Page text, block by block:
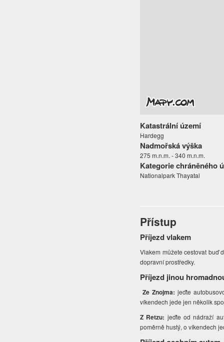
Katastrální území
Hardegg
Nadmořská výška
275 m.n.m. - 340 m.n.m.
Kategorie chráněného
Nationalpark Thayatal
Přístup
Příjezd vlakem
Vlakem můžete cestovat buď
dopravní prostředky.
Příjezd jinou
Ze Znojma: jeďte
víkendech jede jen několik
Z Retzu: jeďte od nádraží
poměrně hustý, o víkendech